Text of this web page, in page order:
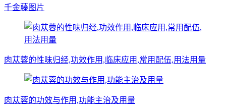
千金藤图片
肉苁蓉的性味归经,功效作用,临床应用,常用配伍,用法用量
肉苁蓉的功效与作用,功能主治及用量